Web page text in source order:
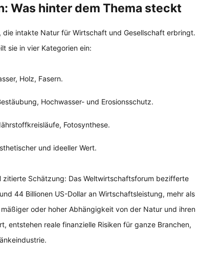
Was hinter dem Thema steckt
intakte Natur für Wirtschaft und Gesellschaft erbringt.
sie in vier Kategorien ein:
Holz, Fasern.
Hochwasser- und Erosionsschutz.
Fotosynthese.
und ideeller Wert.
Schätzung: Das Weltwirtschaftsforum bezifferte
44 Billionen US-Dollar an Wirtschaftsleistung, mehr als
oder hoher Abhängigkeit von der Natur und ihren
entstehen reale finanzielle Risiken für ganze Branchen,